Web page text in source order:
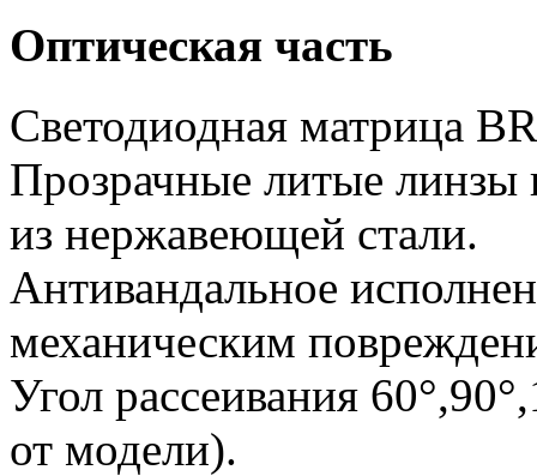
Оптическая часть
Светодиодная матрица
Прозрачные литые линзы
из нержавеющей стали.
Антивандальное
механическим
Угол рассеивания
от модели).